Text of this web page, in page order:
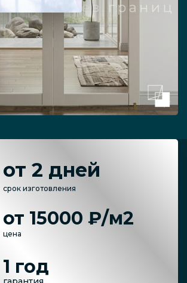
от 2 дней
срок изготовления
от 15000 ₽/м2
цена
1 год